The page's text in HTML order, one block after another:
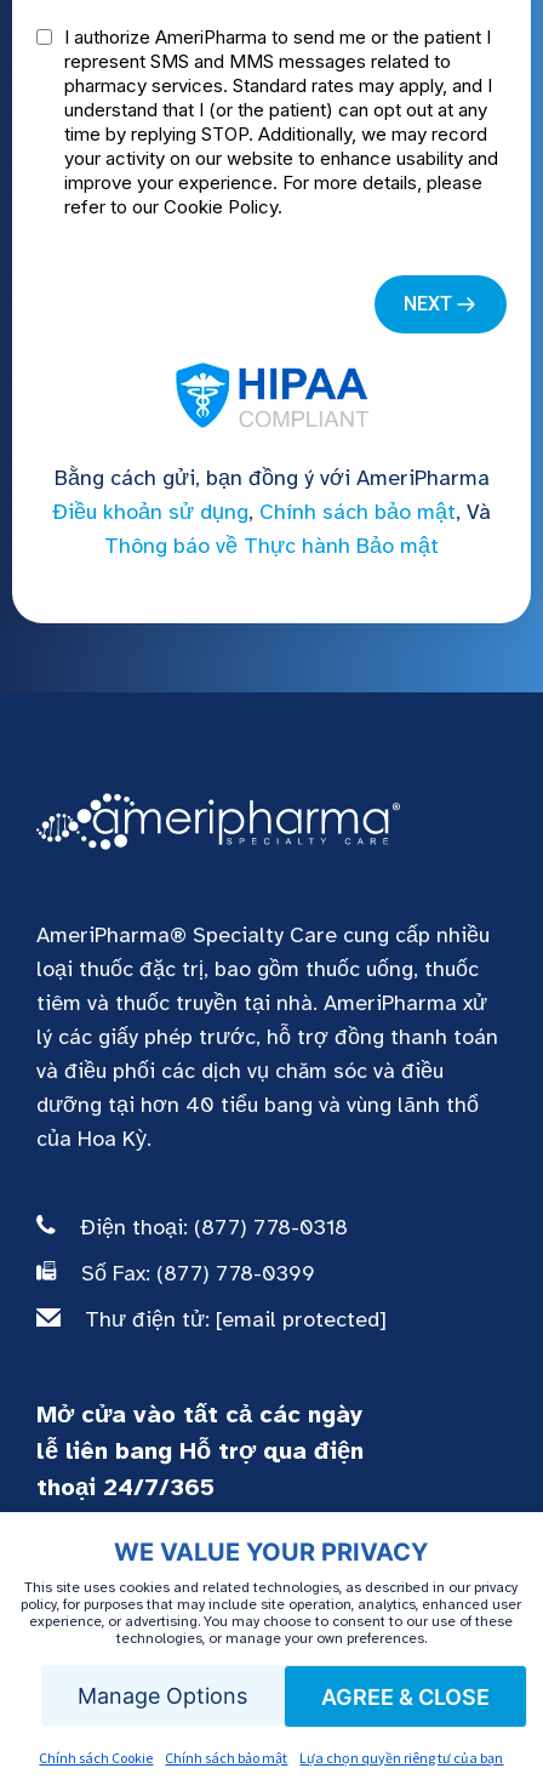
WE VALUE YOUR PRIVACY
This site uses cookies and related technologies, as described in our privacy
policy, for purposes that may include site operation, analytics, enhanced user
experience, or advertising. You may choose to consent to our use of these
technologies, or manage your own preferences.
Manage Options AGREE & CLOSE
Chính sách Cookie Chính sách bảo mật Lựa chọn quyền riêng tư của bạn
Bằng cách gửi, bạn đồng ý với AmeriPharma
Điều khoản sử dụng, Chính sách bảo mật, Và
Thông báo về Thực hành Bảo mật
AmeriPharma® Specialty Care cung cấp nhiều
loại thuốc đặc trị, bao gồm thuốc uống, thuốc
tiêm và thuốc truyền tại nhà. AmeriPharma xử
lý các giấy phép trước, hỗ trợ đồng thanh toán
và điều phối các dịch vụ chăm sóc và điều
dưỡng tại hơn 40 tiểu bang và vùng lãnh thổ
của Hoa Kỳ.
Điện thoại: (877) 778-0318
Số Fax: (877) 778-0399
Thư điện tử: [email protected]
Mở cửa vào tất cả các ngày
lễ liên bang Hỗ trợ qua điện
thoại 24/7/365
Dịch vụ bệnh nhân
Truyền dịch tại nhà
Đóng gói & Giao hàng
Bảo vệ quyền lợi bệnh nhân
Hỗ trợ tài chính